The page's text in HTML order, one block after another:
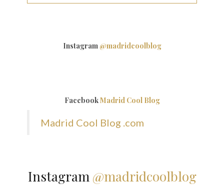
Instagram @madridcoolblog
FacebookMadrid Cool Blog
Madrid Cool Blog .com
Instagram @madridcoolblog